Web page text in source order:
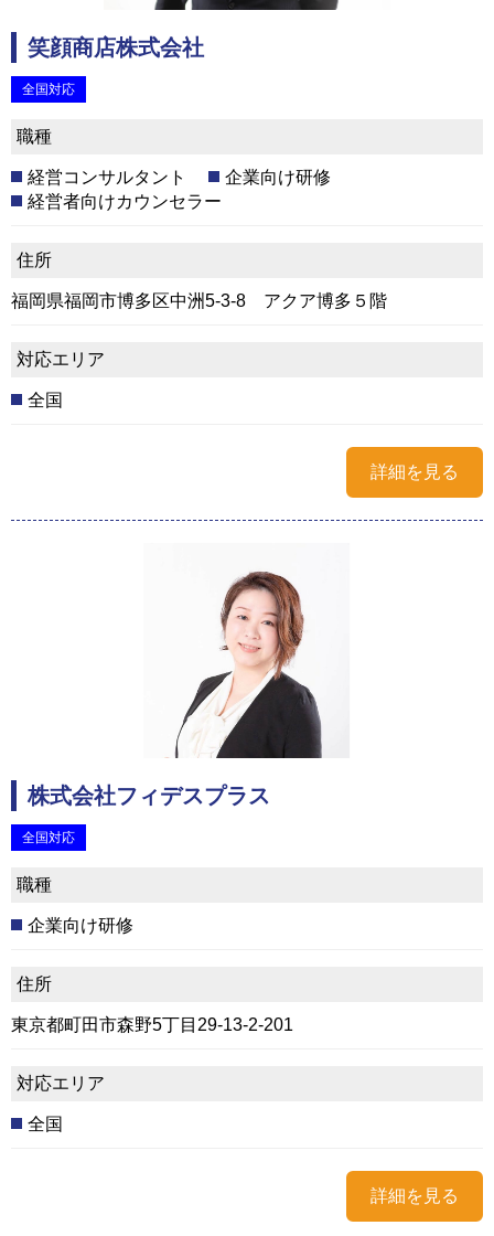
笑顔商店株式会社
全国対応
職種
経営コンサルタント
企業向け研修
経営者向けカウンセラー
住所
福岡県福岡市博多区中洲5-3-8 アクア博多５階
対応エリア
全国
詳細を見る
株式会社フィデスプラス
全国対応
職種
企業向け研修
住所
東京都町田市森野5丁目29-13-2-201
対応エリア
全国
詳細を見る